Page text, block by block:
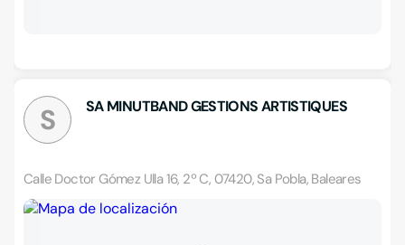
S SA MINUTBAND GESTIONS ARTISTIQUES
Calle Doctor Gómez Ulla 16, 2º C, 07420, Sa Pobla, Baleares